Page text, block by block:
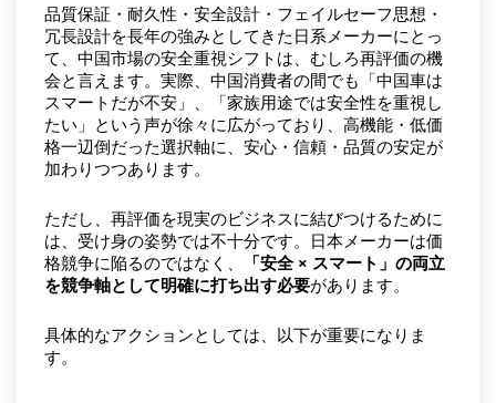
品質保証・耐久性・安全設計・フェイルセーフ思想・
冗長設計を長年の強みとしてきた日系メーカーにとっ
て、中国市場の安全重視シフトは、むしろ再評価の機
会と言えます。実際、中国消費者の間でも「中国車は
スマートだが不安」、「家族用途では安全性を重視し
たい」という声が徐々に広がっており、高機能・低価
格一辺倒だった選択軸に、安心・信頼・品質の安定が
加わりつつあります。
ただし、再評価を現実のビジネスに結びつけるために
は、受け身の姿勢では不十分です。日本メーカーは価
格競争に陥るのではなく、
「安全 × スマート」の両立
を競争軸として明確に打ち出す必要があります。
具体的なアクションとしては、以下が重要になりま
す。